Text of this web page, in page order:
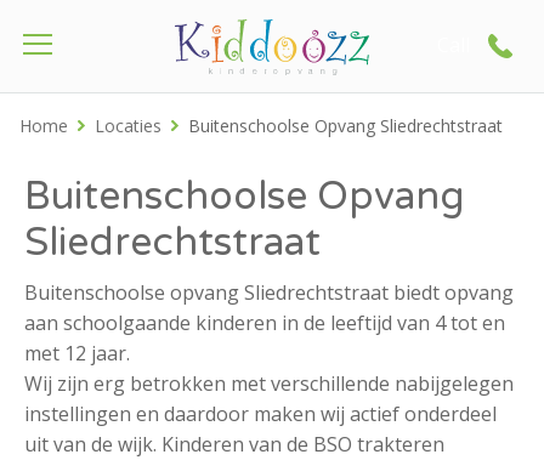
Home Locaties Buitenschoolse Opvang Sliedrechtstraat
Buitenschoolse Opvang
Sliedrechtstraat
Buitenschoolse opvang Sliedrechtstraat biedt opvang
aan schoolgaande kinderen in de leeftijd van 4 tot en
met 12 jaar.
Wij zijn erg betrokken met verschillende nabijgelegen
instellingen en daardoor maken wij actief onderdeel
uit van de wijk. Kinderen van de BSO trakteren